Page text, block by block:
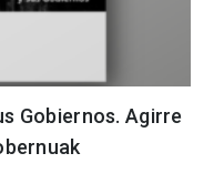
Gobiernos. Agirre